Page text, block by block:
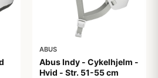
ABUS
Abus Indy - Cykelhjelm -
Hvid - Str. 51-55 cm